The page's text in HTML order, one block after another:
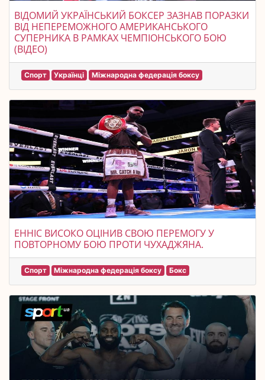
ВІДОМИЙ УКРАЇНСЬКИЙ БОКСЕР ЗАЗНАВ ПОРАЗКИ
ВІД НЕПЕРЕМОЖНОГО АМЕРИКАНСЬКОГО
СУПЕРНИКА В РАМКАХ ЧЕМПІОНСЬКОГО БОЮ
(ВІДЕО)
Спорт Українці Міжнародна федерація боксу
ЕННІС ВИСОКО ОЦІНИВ СВОЮ ПЕРЕМОГУ У
ПОВТОРНОМУ БОЮ ПРОТИ ЧУХАДЖЯНА.
Спорт Міжнародна федерація боксу Бокс